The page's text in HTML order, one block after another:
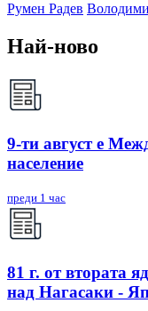
Румен Радев
Най-ново
9-ти август е
население
преди 1 час
81 г. от втората
над Нагасаки -